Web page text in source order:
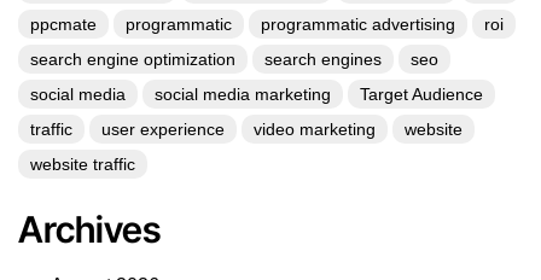
ppcmate
programmatic programmatic advertising
roi
search engine optimization
search engines
seo
social media
social media marketing
Target Audience
traffic
user experience video marketing
website
website traffic
Archives